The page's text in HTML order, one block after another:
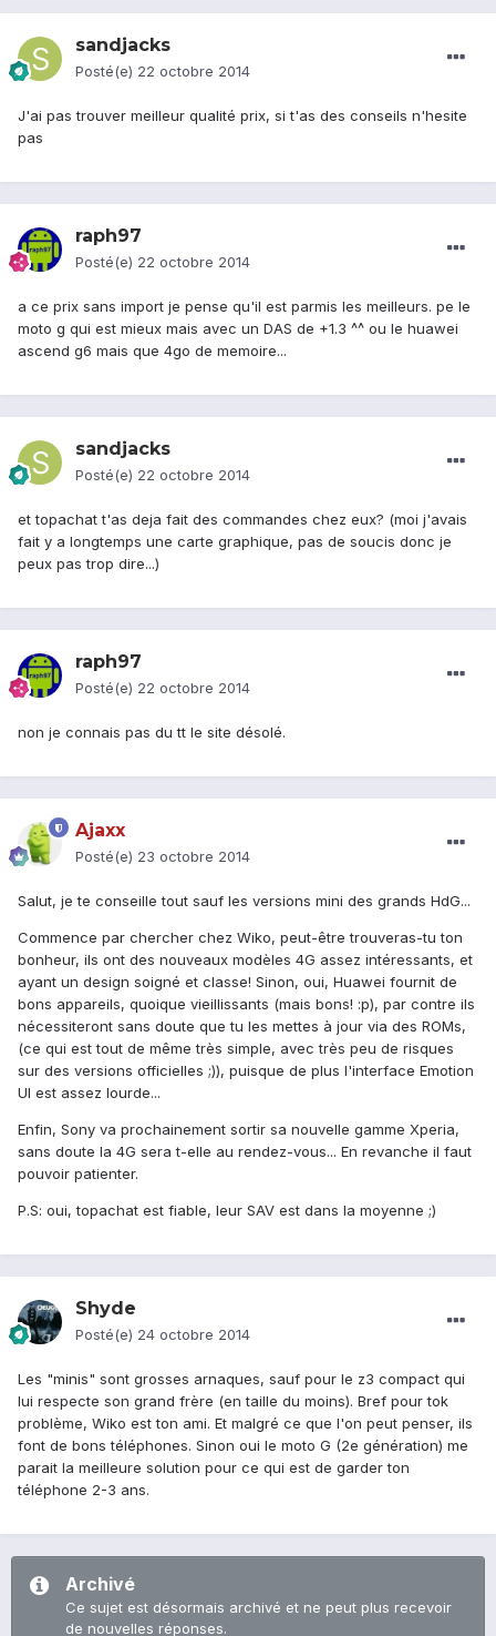
sandjacks
Posté(e) 22 octobre 2014
J'ai pas trouver meilleur qualité prix, si t'as des conseils n'hesite
pas
raph97
Posté(e) 22 octobre 2014
a ce prix sans import je pense qu'il est parmis les meilleurs. pe le
moto g qui est mieux mais avec un DAS de +1.3 ^^ ou le huawei
ascend g6 mais que 4go de memoire...
sandjacks
Posté(e) 22 octobre 2014
et topachat t'as deja fait des commandes chez eux? (moi j'avais
fait y a longtemps une carte graphique, pas de soucis donc je
peux pas trop dire...)
raph97
Posté(e) 22 octobre 2014
non je connais pas du tt le site désolé.
Ajaxx
Posté(e) 23 octobre 2014
Salut, je te conseilletout sauf les versions mini des grands HdG...
Commence par chercher chez Wiko, peut-être trouveras-tu ton
bonheur, ils ont des nouveaux modèles 4G assez intéressants, et
ayant un design soigné et classe! Sinon, oui, Huawei fournit de
bons appareils, quoique vieillissants (mais bons! :p), par contre ils
nécessiteront sans doute que tu les mettes à jour via des ROMs,
(ce qui est tout de même très simple, avec très peu de risques
sur des versions officielles ;)), puisque de plus l'interface Emotion
UI est assez lourde...
Enfin, Sony va prochainement sortir sa nouvelle gamme Xperia,
sans doute la 4G sera t-elle au rendez-vous... En revanche il faut
pouvoir patienter.
P.S: oui, topachat est fiable, leur SAV est dans la moyenne ;)
Shyde
Posté(e) 24 octobre 2014
Les "minis" sont grosses arnaques, sauf pour le z3 compact qui
lui respecte son grand frère (en taille du moins). Bref pour tok
problème, Wiko est ton ami. Et malgré ce que l'on peut penser, ils
font de bons téléphones. Sinon oui le moto G (2e génération) me
parait la meilleure solution pour ce qui est de garder ton
téléphone 2-3 ans.
Archivé
Ce sujet est désormais archivé et ne peut plus recevoir
de nouvelles réponses.